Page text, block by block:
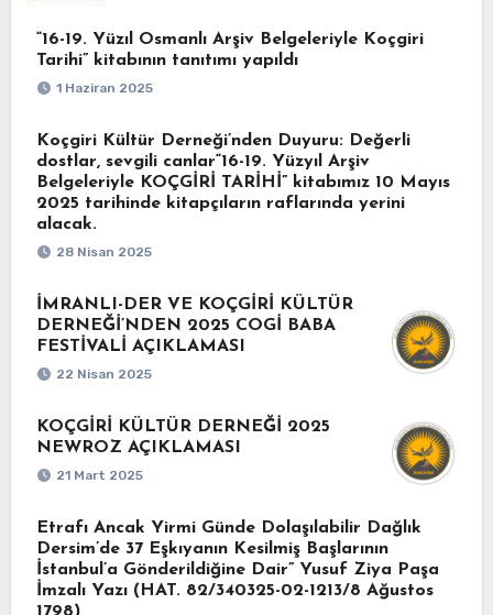
“16-19. Yüzıl Osmanlı Arşiv Belgeleriyle Koçgiri
Tarihi” kitabının tanıtımı yapıldı
1 Haziran 2025
Koçgiri Kültür Derneği’nden Duyuru: Değerli
dostlar, sevgili canlar“16-19. Yüzyıl Arşiv
Belgeleriyle KOÇGİRİ TARİHİ” kitabımız 10 Mayıs
2025 tarihinde kitapçıların raflarında yerini
alacak.
28 Nisan 2025
İMRANLI-DER VE KOÇGİRİ KÜLTÜR
DERNEĞİ’NDEN 2025 COGİ BABA
FESTİVALİ AÇIKLAMASI
22 Nisan 2025
KOÇGİRİ KÜLTÜR DERNEĞİ 2025
NEWROZ AÇIKLAMASI
21 Mart 2025
Etrafı Ancak Yirmi Günde Dolaşılabilir Dağlık
Dersim’de 37 Eşkıyanın Kesilmiş Başlarının
İstanbul’a Gönderildiğine Dair” Yusuf Ziya Paşa
İmzalı Yazı (HAT. 82/340325-02-1213/8 Ağustos